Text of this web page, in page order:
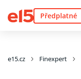
Předplatné
e15.cz Finexpert